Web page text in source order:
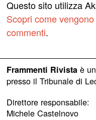
Questo sito utilizza
Scopri come
commenti.
Frammenti Rivistaè
presso il Tribunale di
Direttore responsabile:
Michele Castelnovo